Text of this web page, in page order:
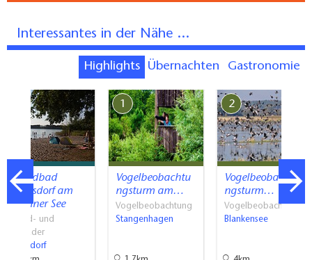
Interessantes in der Nähe ...
Highlights Übernachten Gastronomie
Strandbad
Kähnsdorf am
Seddiner See
Strand- und
Freibäder
Kähnsdorf
1
Vogelbeobachtu
ngsturm am…
Vogelbeobachtung
Stangenhagen
2
Vogelbeobachtu
ngsturm…
Vogelbeobachtung
Blankensee